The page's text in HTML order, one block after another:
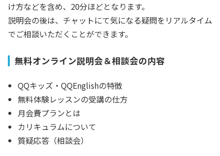
け方などを含め、20分ほどとなります。
説明会の後は、チャットにて気になる疑問をリアルタイム
でご相談いただくことができます。
無料オンライン説明会＆相談会の内容
QQキッズ・QQEnglishの特徴
無料体験レッスンの受講の仕方
月会費プランとは
カリキュラムについて
質疑応答（相談会）